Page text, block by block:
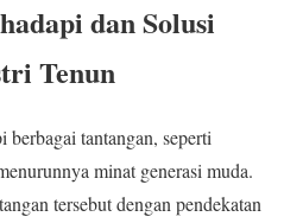
dan Solusi
Tenun
tantangan, seperti
minat generasi muda.
tersebut dengan pendekatan